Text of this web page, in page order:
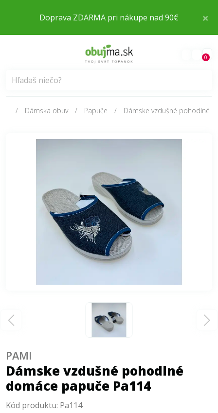
×
Doprava ZDARMA pri nákupe nad 90€
0
Dámska obuv Papuče Dámske vzdušné pohodlné
Dámske vzdušné pohodlné
domáce papuče Pa114
PAMI
Kód produktu: Pa114